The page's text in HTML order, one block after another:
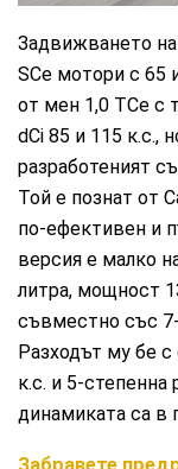
Задвижването
SCe мотори с 65
от мен 1,0 TCe с
dCi 85 и 115 к.с.,
разработеният
Той е познат от
по-ефективен и
версия е малко
литра, мощност
съвместно със
Разходът му бе
к.с. и 5-степенна
динамиката са в